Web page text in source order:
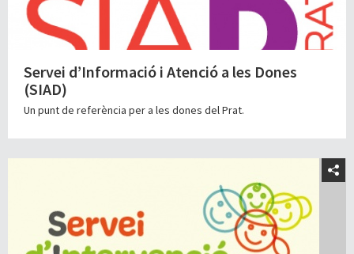
Servei d’Informació i Atenció a les Dones
(SIAD)
Un punt de referència per a les dones del Prat.